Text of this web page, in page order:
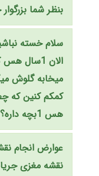
بنظر شما
الان 1سال
میخابه گلوش
کمکم کنین که
هس 1بچه داره؟؟؟؟؟
نقشه مغزی